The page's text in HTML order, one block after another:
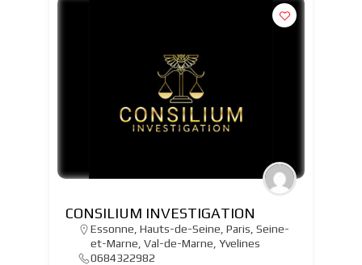
CONSILIUM INVESTIGATION
Essonne Hauts-de-Seine Paris Seine-
et-Marne Val-de-Marne Yvelines
0684322982